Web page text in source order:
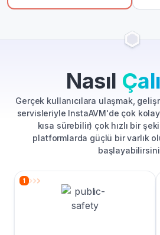
Nasıl
Gerçek kullanıcılara ulaşmak,
servisleriyle InstaAVM'de çok
kısa sürebilir) çok hızlı bir
platformlarda güçlü bir varlık
1